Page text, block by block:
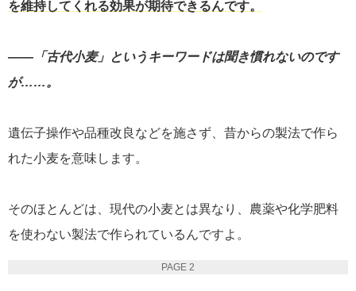
を維持してくれる効果が期待できるんです。
――「古代小麦」というキーワードは聞き慣れないのです
が……。
遺伝子操作や品種改良などを施さず、昔からの製法で作ら
れた小麦を意味します。
そのほとんどは、現代の小麦とは異なり、農薬や化学肥料
を使わない製法で作られているんですよ。
PAGE 2